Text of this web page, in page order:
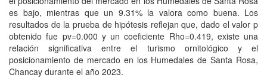
es bajo, mientras que un 9.31% la valora como buena. Los
resultados de la prueba de hipótesis reflejan que, dado el valor p
obtenido fue pv=0.000 y un coeficiente Rho=0.419, existe una
relación significativa entre el turismo ornitológico y el
posicionamiento de mercado en los Humedales de Santa Rosa,
Chancay durante el año 2023.